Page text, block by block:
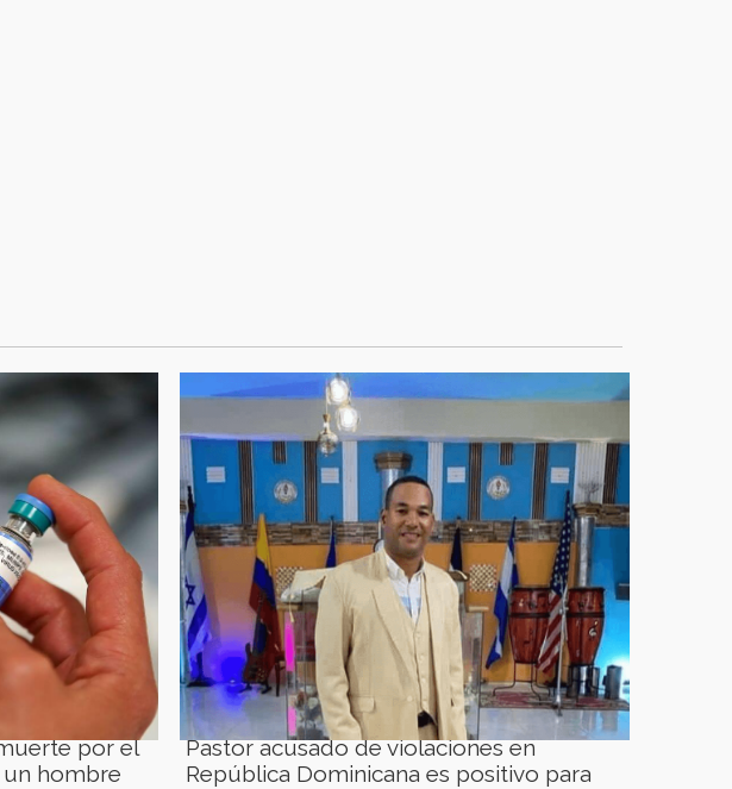
por el
hombre
Pastor acusado de violaciones en
República Dominicana es positivo para